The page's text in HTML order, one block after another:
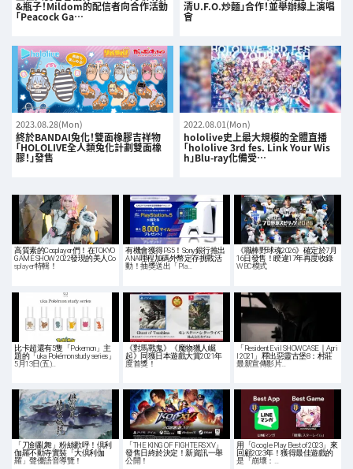
&瓶子！Mildom的配信者向合作活動
「Peacock Ga…
清U.F.O.炒麵」合作！並舉辦線上演唱
會
2023.08.28(Mon)
終於BANDAI兔化！雙面橡膠吉祥物
「HOLOLIVE全人類兔化計劃雙面橡
膠！」發售
2022.08.01(Mon)
hololive史上最大規模的全體直播
「hololive 3rd fes. Link Your Wis
h」Blu-ray化備受…
高質素的Cosplayer們！在TOKYO
GAME SHOW 2022發現的美人Co
splayer特輯！
有機會獲得PS5！Sony銀行推出
ANA哩程加碼外幣定存挑戰活
動！抽獎送出「Pla…
《職棒野球魂2026》確定於7月
16日發售！睽違17年再度收錄
WBC模式
比卡超還有5隻「Pokemon」主
題的「uka Pokémon study series」
5月13日(五)…
《對馬戰鬼》《魔物獵人崛
起》同獲日本遊戲大賞2021年
度首獎！
「Resident Evil SHOWCASE｜Apri
l 2021」釋出惡靈古堡8：村莊
最新宣傳影片…
「刀劍亂舞」粉絲歡呼！倶利
伽羅不動寺實裝「大倶利伽
羅」聲優語音導覽！
「THE KING OF FIGHTERS XV」
發售日終於決定！新資訊一舉
公開！
用「Google Play Best of 2023」來
回顧2023年！獲得最佳遊戲的
是「崩壞：…